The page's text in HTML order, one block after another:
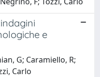
e
G; Caramiello, R;
Carlo